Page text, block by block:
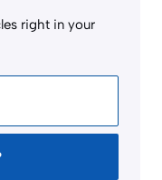
right in your